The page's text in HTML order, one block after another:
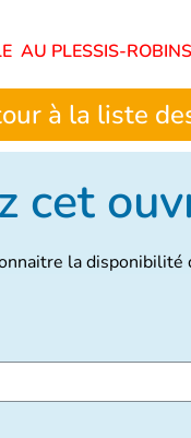
AU
à la liste
cet
la disponibilité